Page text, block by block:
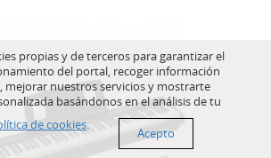
propias y de terceros para garantizar el
del portal, recoger información
mejorar nuestros servicios y mostrarte
basándonos en el análisis de tu
de cookies.
Acepto